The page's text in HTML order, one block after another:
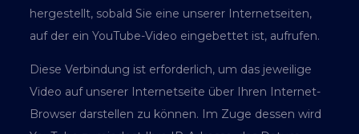
hergestellt, sobald Sie eine unserer Internetseiten,
auf der ein YouTube-Video eingebettet ist, aufrufen.
Diese Verbindung ist erforderlich, um das jeweilige
Video auf unserer Internetseite über Ihren Internet-
Browser darstellen zu können. Im Zuge dessen wird